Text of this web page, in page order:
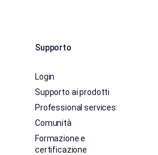
Supporto
Login
Supporto ai prodotti
Professional services
Comunità
Formazione e
certificazione